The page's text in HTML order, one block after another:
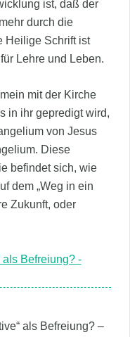
ist, daß der
durch die
Heilige Schrift ist
Lehre und Leben.
mit der Kirche
in ihr gepredigt wird,
von Jesus
Diese
befindet sich, wie
dem „Weg in ein
Zukunft, oder
als Befreiung? -
als Befreiung? –